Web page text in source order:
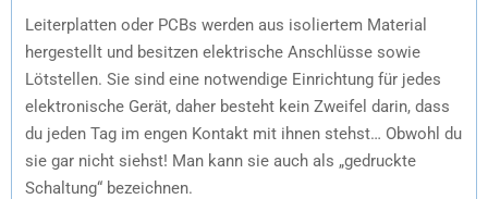
Leiterplatten oder PCBs werden aus isoliertem Material
hergestellt und besitzen elektrische Anschlüsse sowie
Lötstellen. Sie sind eine notwendige Einrichtung für jedes
elektronische Gerät, daher besteht kein Zweifel darin, dass
du jeden Tag im engen Kontakt mit ihnen stehst… Obwohl du
sie gar nicht siehst! Man kann sie auch als „gedruckte
Schaltung“ bezeichnen.